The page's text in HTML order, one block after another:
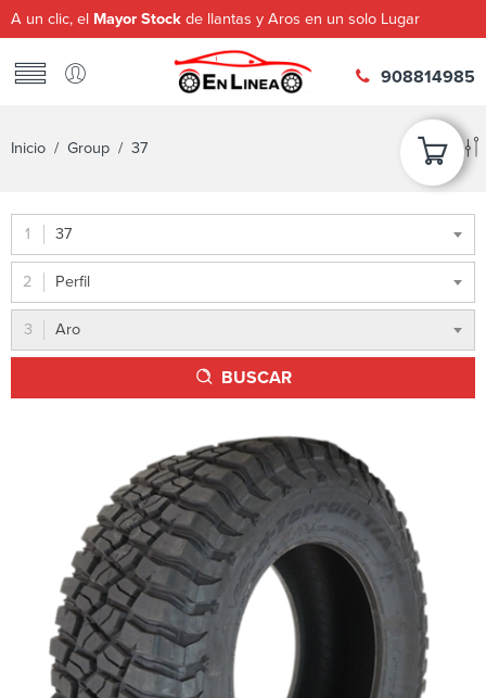
A un clic, el Mayor Stock de llantas y Aros en un solo Lugar
908814985
Inicio / Group / 37
37
Perfil
Aro
BUSCAR